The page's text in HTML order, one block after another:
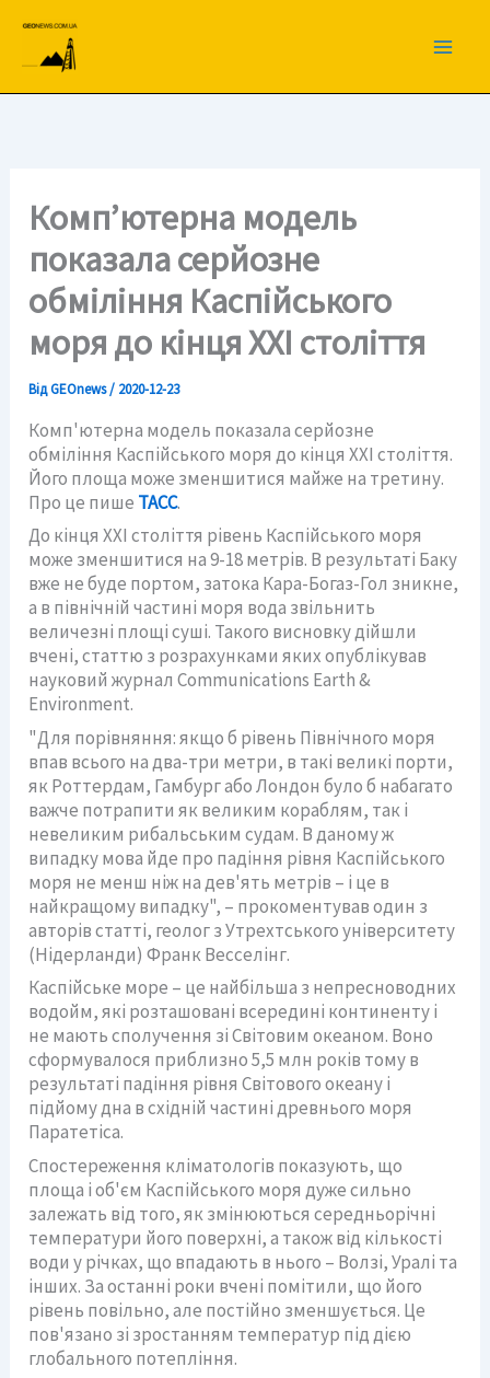
вмісту
Комп’ютерна модель
показала серйозне
обміління Каспійського
моря до кінця XXI століття
ВідGEOnews/ 2020-12-23
Комп'ютерна модель показала серйозне
обміління Каспійського моря до кінця XXI століття.
Його площа може зменшитися майже на третину.
Про це пише ТАСС.
До кінця XXI століття рівень Каспійського моря
може зменшитися на 9-18 метрів. В результаті Баку
вже не буде портом, затока Кара-Богаз-Гол зникне,
а в північній частині моря вода звільнить
величезні площі суші. Такого висновку дійшли
вчені, статтю з розрахунками яких опублікував
науковий журнал Communications Earth &
Environment.
"Для порівняння: якщо б рівень Північного моря
впав всього на два-три метри, в такі великі порти,
як Роттердам, Гамбург або Лондон було б набагато
важче потрапити як великим кораблям, так і
невеликим рибальським судам. В даному ж
випадку мова йде про падіння рівня Каспійського
моря не менш ніж на дев'ять метрів – і це в
найкращому випадку", – прокоментував один з
авторів статті, геолог з Утрехтського університету
(Нідерланди) Франк Весселінг.
Каспійське море – це найбільша з непресноводних
водойм, які розташовані всередині континенту і
не мають сполучення зі Світовим океаном. Воно
сформувалося приблизно 5,5 млн років тому в
результаті падіння рівня Світового океану і
підйому дна в східній частині древнього моря
Паратетіса.
Спостереження кліматологів показують, що
площа і об'єм Каспійського моря дуже сильно
залежать від того, як змінюються середньорічні
температури його поверхні, а також від кількості
води у річках, що впадають в нього – Волзі, Уралі та
інших. За останні роки вчені помітили, що його
рівень повільно, але постійно зменшується. Це
пов'язано зі зростанням температур під дією
глобального потепління.